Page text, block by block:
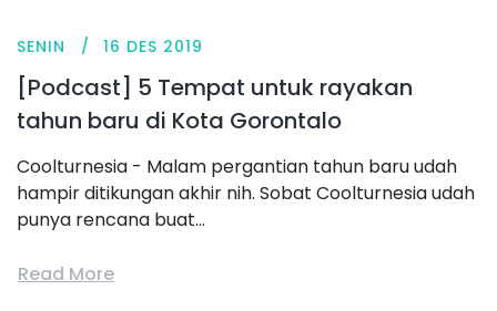
SENIN 16 DES 2019
[Podcast] 5 Tempat untuk rayakan
tahun baru di Kota Gorontalo
Coolturnesia - Malam pergantian tahun baru udah
hampir ditikungan akhir nih. Sobat Coolturnesia udah
punya rencana buat...
Read More